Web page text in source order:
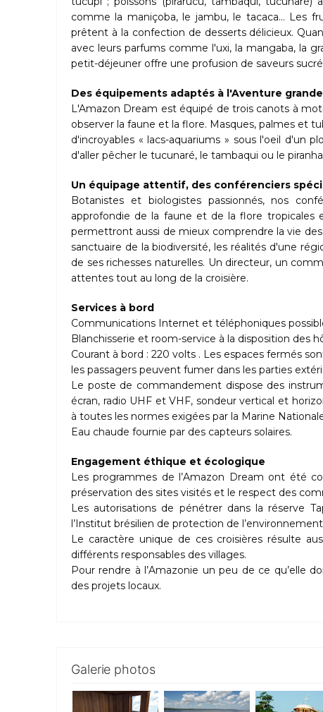
comme la maniçoba, le jambu, le tacaca... Les
prêtent à la confection de desserts délicieux.
avec leurs parfums comme l'uxi, la mangaba, la
petit-déjeuner offre une profusion de saveurs
Des équipements adaptés à l'Aventure
L'Amazon Dream est équipé de trois canots à
observer la faune et la flore. Masques, palmes et
d'incroyables « lacs-aquariums » sous l'oeil d'un
d'aller pêcher le tucunaré, le tambaqui ou le
Un équipage attentif, des conférenciers
Botanistes et biologistes passionnés, nos
approfondie de la faune et de la flore tropicales
permettront aussi de mieux comprendre la vie
sanctuaire de la biodiversité, les réalités d'une
de ses richesses naturelles. Un directeur, un
attentes tout au long de la croisière.
Services à bord
Communications Internet et téléphoniques
Blanchisserie et room-service à la disposition des
Courant à bord : 220 volts . Les espaces fermés
les passagers peuvent fumer dans les parties
Le poste de commandement dispose des
écran, radio UHF et VHF, sondeur vertical et
à toutes les normes exigées par la Marine
Eau chaude fournie par des capteurs solaires.
Engagement éthique et écologique
Les programmes de l’Amazon Dream ont été
préservation des sites visités et le respect des
Les autorisations de pénétrer dans la réserve
l’Institut brésilien de protection de
Le caractère unique de ces croisières résulte
différents responsables des villages.
Pour rendre à l’Amazonie un peu de ce qu’elle
des projets locaux.
Galerie photos